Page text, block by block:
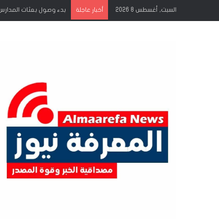
السبت, أغسطس 8 2026 أخبار عاجلة بدء وصول بعثات